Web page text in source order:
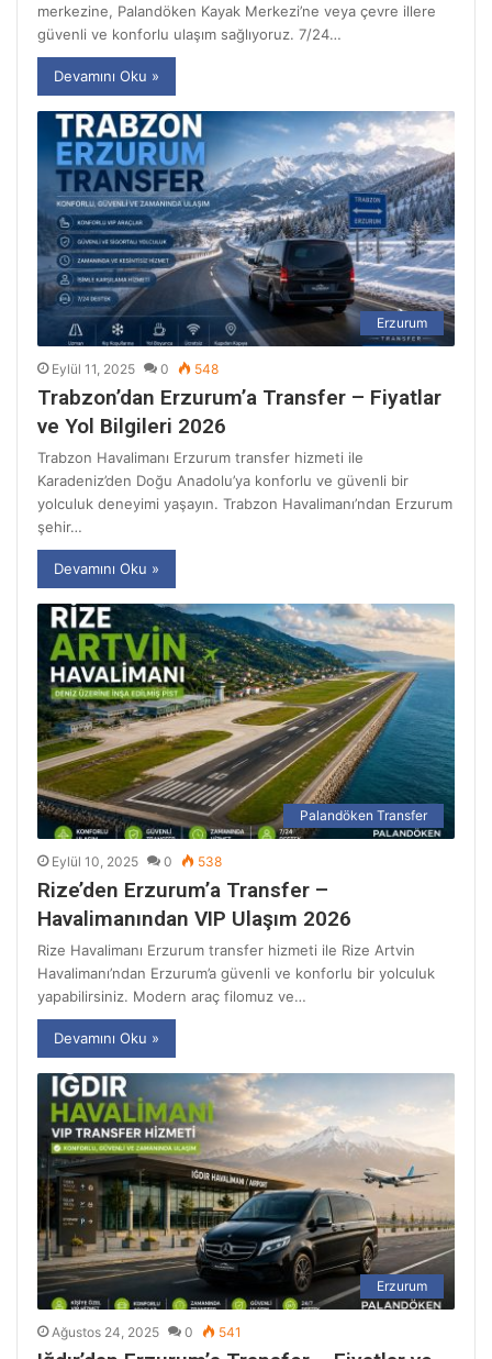
merkezine, Palandöken Kayak Merkezi’ne veya çevre illere
güvenli ve konforlu ulaşım sağlıyoruz. 7/24…
Devamını Oku »
Erzurum
Eylül 11, 2025 0 548
Trabzon’dan Erzurum’a Transfer – Fiyatlar
ve Yol Bilgileri 2026
Trabzon Havalimanı Erzurum transfer hizmeti ile
Karadeniz’den Doğu Anadolu’ya konforlu ve güvenli bir
yolculuk deneyimi yaşayın. Trabzon Havalimanı’ndan Erzurum
şehir…
Devamını Oku »
Palandöken Transfer
Eylül 10, 2025 0 538
Rize’den Erzurum’a Transfer –
Havalimanından VIP Ulaşım 2026
Rize Havalimanı Erzurum transfer hizmeti ile Rize Artvin
Havalimanı’ndan Erzurum’a güvenli ve konforlu bir yolculuk
yapabilirsiniz. Modern araç filomuz ve…
Devamını Oku »
Erzurum
Ağustos 24, 2025 0 541